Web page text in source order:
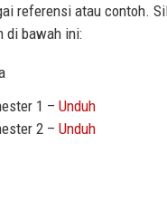
referensi atau contoh.
di bawah ini:
1 – Unduh
2 – Unduh